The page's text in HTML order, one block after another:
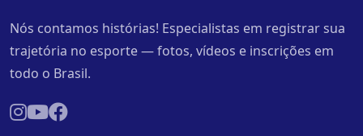
Nós contamos histórias! Especialistas em registrar sua
trajetória no esporte — fotos, vídeos e inscrições em
todo o Brasil.